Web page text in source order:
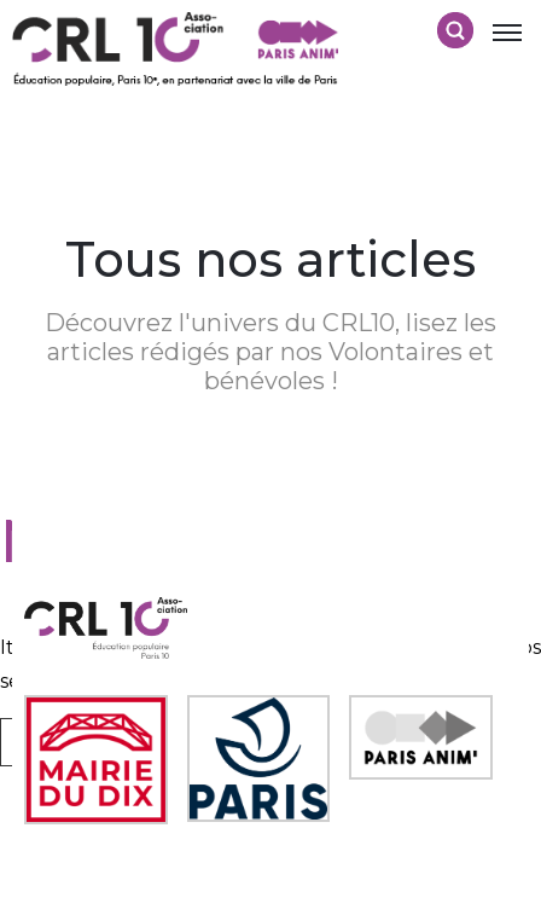
Tous nos articles
Découvrez l'univers du CRL10, lisez les
articles rédigés par nos Volontaires et
bénévoles !
Nothing Found
It seems we can’t find what you’re looking for. Perhaps
searching can help.